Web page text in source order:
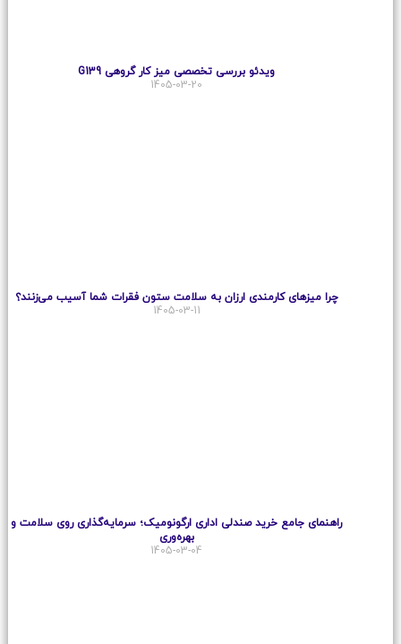
ویدئو بررسی تخصصی میز کار گروهی G139
1405-03-20
چرا میزهای کارمندی ارزان به سلامت ستون فقرات شما آسیب می‌زنند؟
1405-03-11
راهنمای جامع خرید صندلی اداری ارگونومیک؛ سرمایه‌گذاری روی سلامت و
بهره‌وری
1405-03-04